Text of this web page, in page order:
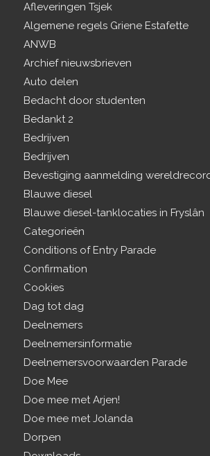
Afleveringen Tsjek
Algemene regels Griene Estafette
ANWB
Archief nieuwsbrieven
Auto delen
Bedacht door studenten
Bedankt 2
Bedrijven
Bedrijven
Bevestiging aanmelding
Blauwe diesel
Blauwe diesel-tanklocaties in Fryslân
Categorieën
Conditions of Entry Parade
Confirmation
Cookies
Dag tot dag
Deelnemers
Deelnemersinformatie
Deelnemersvoorwaarden Parade
Doe Mee
Doe mee met Arjen!
Doe mee met Jolanda
Dorpen